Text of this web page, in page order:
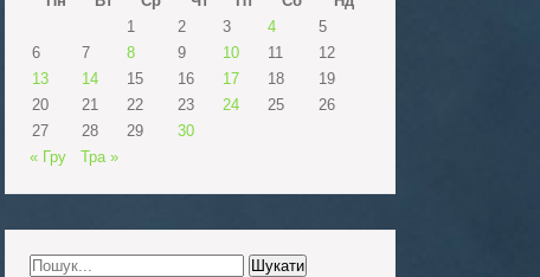
1
2 3 4
5
6
7 8 9 10 11
12
13
14 15 16 17 18
19
20
21 22 23 24 25
26
27
28 29
30
« Гру
Тра »